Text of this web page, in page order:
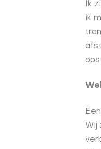
Ik
ik
Wij